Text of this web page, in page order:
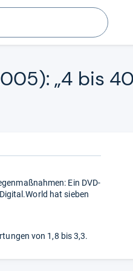
Suchen
„4 bis
Ein DVD-
hat sieben
von 1,8 bis 3,3.